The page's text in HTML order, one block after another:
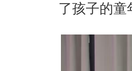
了孩子的童